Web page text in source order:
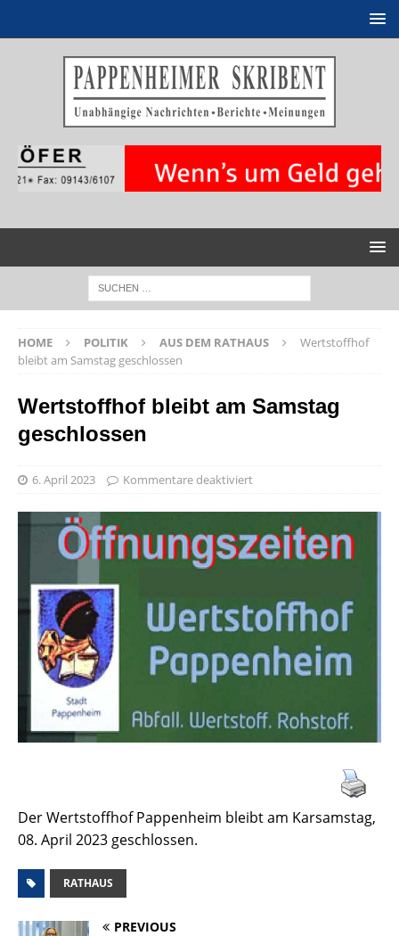
HOME POLITIK AUS DEM RATHAUS
Wertstoffhof
bleibt am Samstag geschlossen
Wertstoffhof bleibt am Samstag
geschlossen
6. April 2023 Kommentare deaktiviert
Der Wertstoffhof Pappenheim bleibt am Karsamstag,
08. April 2023 geschlossen.
RATHAUS
PREVIOUS